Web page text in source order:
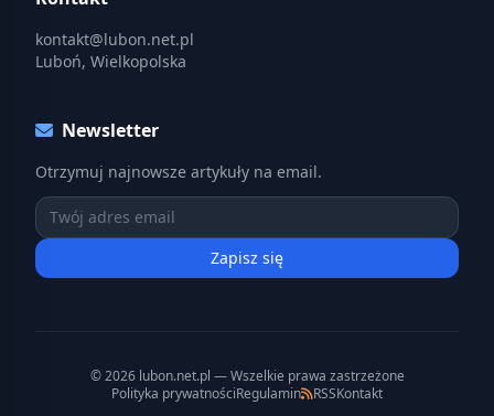
kontakt@lubon.net.pl
Luboń, Wielkopolska
Newsletter
Otrzymuj najnowsze artykuły na email.
Zapisz się
© 2026 lubon.net.pl — Wszelkie prawa zastrzeżone
Polityka prywatnościRegulamin RSSKontakt